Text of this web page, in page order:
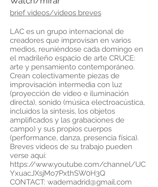
brief videos/videos breves
LAC es un grupo internacional de
creadores que improvisan en varios
medios, reuniéndose cada domingo en
el madrileño espacio de arte CRUCE:
arte y pensamiento contemporáneo.
Crean colectivamente piezas de
improvisación intermedia con luz
(proyección de video e iluminación
directa), sonido (música electroacústica,
incluidos la síntesis, los objetos
amplificados y las grabaciones de
campo) y sus propios cuerpos
(performance, danza, presencia física).
Breves videos de su trabajo pueden
verse aquí:
https://www.youtube.com/channel/UC
YxuacJXsjMo7PxthSW0H3Q
CONTACT: wademadrid@gmail.com